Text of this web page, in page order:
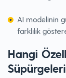
AI modelinin
farklılık
Hangi
Süpürgeleri